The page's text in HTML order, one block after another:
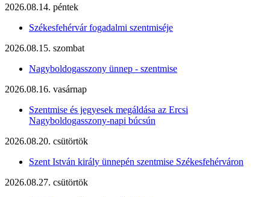
2026.08.14. péntek
Székesfehérvár fogadalmi szentmiséje
2026.08.15. szombat
Nagyboldogasszony ünnep - szentmise
2026.08.16. vasárnap
Szentmise és jegyesek megáldása az Ercsi
Nagyboldogasszony-napi búcsún
2026.08.20. csütörtök
Szent István király ünnepén szentmise Székesfehérváron
2026.08.27. csütörtök